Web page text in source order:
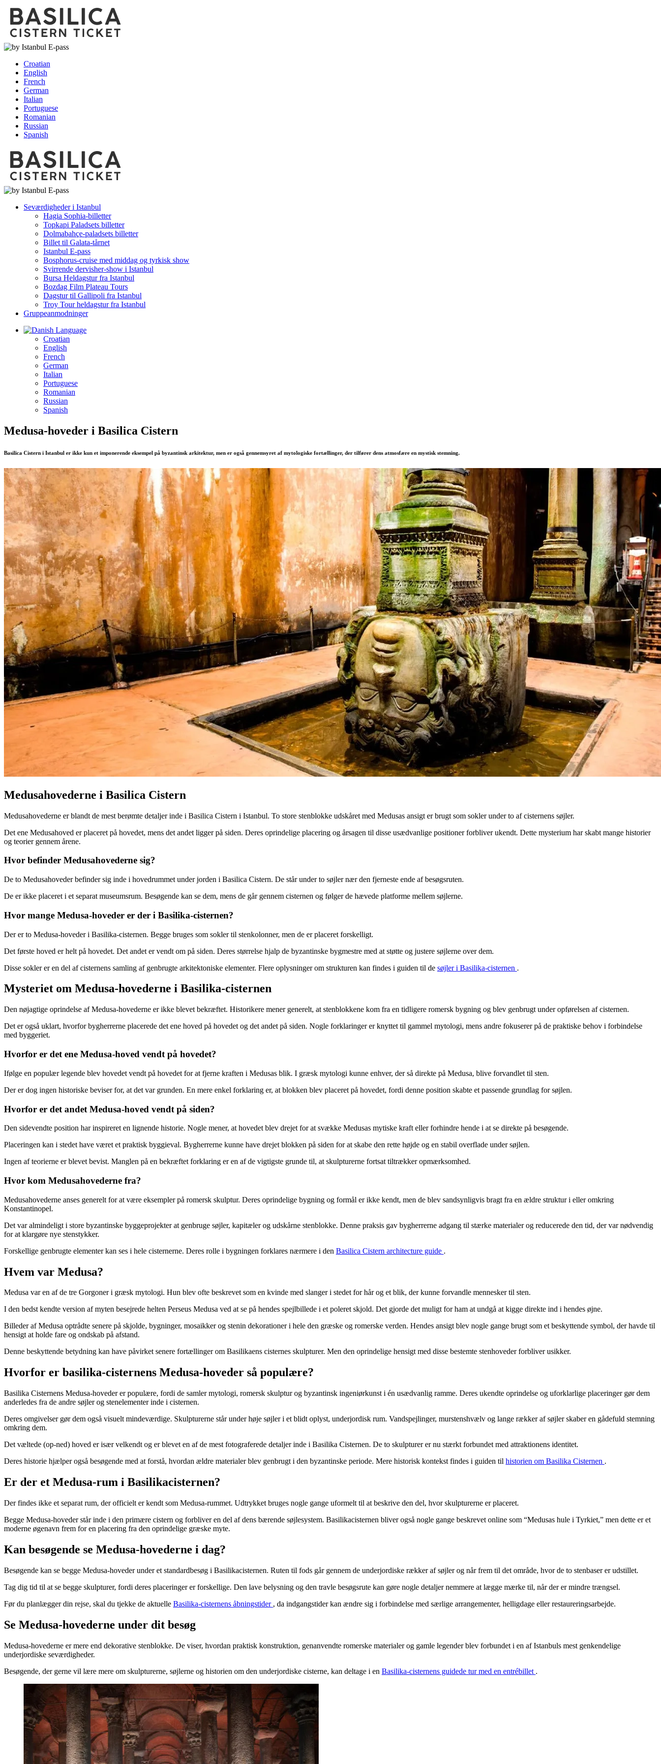
Croatian
English
French
German
Italian
Portuguese
Romanian
Russian
Spanish
Seværdigheder i Istanbul
Hagia Sophia-billetter
Topkapi Paladsets billetter
Dolmabahçe-paladsets billetter
Billet til Galata-tårnet
Istanbul E-pass
Bosphorus-cruise med middag og tyrkisk show
Svirrende dervisher-show i Istanbul
Bursa Heldagstur fra Istanbul
Bozdag Film Plateau Tours
Dagstur til Gallipoli fra Istanbul
Troy Tour heldagstur fra Istanbul
Gruppeanmodninger
Language
Croatian
English
French
German
Italian
Portuguese
Romanian
Russian
Spanish
Medusa-hoveder i Basilica Cistern
Basilica Cistern i Istanbul er ikke kun et imponerende eksempel på byzantinsk arkitektur, men er også gennemsyret af mytologiske fortællinger, der tilfører dens atmosfære en mystisk stemning.
Medusahovederne i Basilica Cistern
Medusahovederne er blandt de mest berømte detaljer inde i Basilica Cistern i Istanbul. To store stenblokke udskåret med Medusas ansigt er brugt som sokler under to af cisternens søjler.
Det ene Medusahoved er placeret på hovedet, mens det andet ligger på siden. Deres oprindelige placering og årsagen til disse usædvanlige positioner forbliver ukendt. Dette mysterium har skabt mange historier
og teorier gennem årene.
Hvor befinder Medusahovederne sig?
De to Medusahoveder befinder sig inde i hovedrummet under jorden i Basilica Cistern. De står under to søjler nær den fjerneste ende af besøgsruten.
De er ikke placeret i et separat museumsrum. Besøgende kan se dem, mens de går gennem cisternen og følger de hævede platforme mellem søjlerne.
Hvor mange Medusa-hoveder er der i Basilika-cisternen?
Der er to Medusa-hoveder i Basilika-cisternen. Begge bruges som sokler til stenkolonner, men de er placeret forskelligt.
Det første hoved er helt på hovedet. Det andet er vendt om på siden. Deres størrelse hjalp de byzantinske bygmestre med at støtte og justere søjlerne over dem.
Disse sokler er en del af cisternens samling af genbrugte arkitektoniske elementer. Flere oplysninger om strukturen kan findes i guiden til de søjler i Basilika-cisternen .
Mysteriet om Medusa-hovederne i Basilika-cisternen
Den nøjagtige oprindelse af Medusa-hovederne er ikke blevet bekræftet. Historikere mener generelt, at stenblokkene kom fra en tidligere romersk bygning og blev genbrugt under opførelsen af cisternen.
Det er også uklart, hvorfor bygherrerne placerede det ene hoved på hovedet og det andet på siden. Nogle forklaringer er knyttet til gammel mytologi, mens andre fokuserer på de praktiske behov i forbindelse
med byggeriet.
Hvorfor er det ene Medusa-hoved vendt på hovedet?
Ifølge en populær legende blev hovedet vendt på hovedet for at fjerne kraften i Medusas blik. I græsk mytologi kunne enhver, der så direkte på Medusa, blive forvandlet til sten.
Der er dog ingen historiske beviser for, at det var grunden. En mere enkel forklaring er, at blokken blev placeret på hovedet, fordi denne position skabte et passende grundlag for søjlen.
Hvorfor er det andet Medusa-hoved vendt på siden?
Den sidevendte position har inspireret en lignende historie. Nogle mener, at hovedet blev drejet for at svække Medusas mytiske kraft eller forhindre hende i at se direkte på besøgende.
Placeringen kan i stedet have været et praktisk byggieval. Bygherrerne kunne have drejet blokken på siden for at skabe den rette højde og en stabil overflade under søjlen.
Ingen af teorierne er blevet bevist. Manglen på en bekræftet forklaring er en af de vigtigste grunde til, at skulpturerne fortsat tiltrækker opmærksomhed.
Hvor kom Medusahovederne fra?
Medusahovederne anses generelt for at være eksempler på romersk skulptur. Deres oprindelige bygning og formål er ikke kendt, men de blev sandsynligvis bragt fra en ældre struktur i eller omkring
Konstantinopel.
Det var almindeligt i store byzantinske byggeprojekter at genbruge søjler, kapitæler og udskårne stenblokke. Denne praksis gav bygherrerne adgang til stærke materialer og reducerede den tid, der var nødvendig
for at klargøre nye stenstykker.
Forskellige genbrugte elementer kan ses i hele cisternerne. Deres rolle i bygningen forklares nærmere i den Basilica Cistern architecture guide .
Hvem var Medusa?
Medusa var en af de tre Gorgoner i græsk mytologi. Hun blev ofte beskrevet som en kvinde med slanger i stedet for hår og et blik, der kunne forvandle mennesker til sten.
I den bedst kendte version af myten besejrede helten Perseus Medusa ved at se på hendes spejlbillede i et poleret skjold. Det gjorde det muligt for ham at undgå at kigge direkte ind i hendes øjne.
Billeder af Medusa optrådte senere på skjolde, bygninger, mosaikker og stenin dekorationer i hele den græske og romerske verden. Hendes ansigt blev nogle gange brugt som et beskyttende symbol, der havde til
hensigt at holde fare og ondskab på afstand.
Denne beskyttende betydning kan have påvirket senere fortællinger om Basilikaens cisternes skulpturer. Men den oprindelige hensigt med disse bestemte stenhoveder forbliver usikker.
Hvorfor er basilika-cisternens Medusa-hoveder så populære?
Basilika Cisternens Medusa-hoveder er populære, fordi de samler mytologi, romersk skulptur og byzantinsk ingeniørkunst i én usædvanlig ramme. Deres ukendte oprindelse og uforklarlige placeringer gør dem
anderledes fra de andre søjler og stenelementer inde i cisternen.
Deres omgivelser gør dem også visuelt mindeværdige. Skulpturerne står under høje søjler i et blidt oplyst, underjordisk rum. Vandspejlinger, murstenshvælv og lange rækker af søjler skaber en gådefuld stemning
omkring dem.
Det væltede (op-ned) hoved er især velkendt og er blevet en af de mest fotograferede detaljer inde i Basilika Cisternen. De to skulpturer er nu stærkt forbundet med attraktionens identitet.
Deres historie hjælper også besøgende med at forstå, hvordan ældre materialer blev genbrugt i den byzantinske periode. Mere historisk kontekst findes i guiden til historien om Basilika Cisternen .
Er der et Medusa-rum i Basilikacisternen?
Der findes ikke et separat rum, der officielt er kendt som Medusa-rummet. Udtrykket bruges nogle gange uformelt til at beskrive den del, hvor skulpturerne er placeret.
Begge Medusa-hoveder står inde i den primære cistern og forbliver en del af dens bærende søjlesystem. Basilikacisternen bliver også nogle gange beskrevet online som “Medusas hule i Tyrkiet,” men dette er et
moderne øgenavn frem for en placering fra den oprindelige græske myte.
Kan besøgende se Medusa-hovederne i dag?
Besøgende kan se begge Medusa-hoveder under et standardbesøg i Basilikacisternen. Ruten til fods går gennem de underjordiske rækker af søjler og når frem til det område, hvor de to stenbaser er udstillet.
Tag dig tid til at se begge skulpturer, fordi deres placeringer er forskellige. Den lave belysning og den travle besøgsrute kan gøre nogle detaljer nemmere at lægge mærke til, når der er mindre trængsel.
Før du planlægger din rejse, skal du tjekke de aktuelle Basilika-cisternens åbningstider , da indgangstider kan ændre sig i forbindelse med særlige arrangementer, helligdage eller restaureringsarbejde.
Se Medusa-hovederne under dit besøg
Medusa-hovederne er mere end dekorative stenblokke. De viser, hvordan praktisk konstruktion, genanvendte romerske materialer og gamle legender blev forbundet i en af Istanbuls mest genkendelige
underjordiske seværdigheder.
Besøgende, der gerne vil lære mere om skulpturerne, søjlerne og historien om den underjordiske cisterne, kan deltage i en Basilika-cisternens guidede tur med en entrébillet .